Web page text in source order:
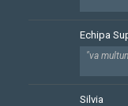
Echipa
"va
Silvia